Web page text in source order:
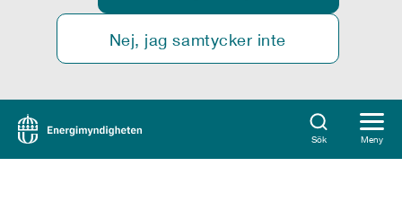
Nej, jag samtycker inte
Sök Meny